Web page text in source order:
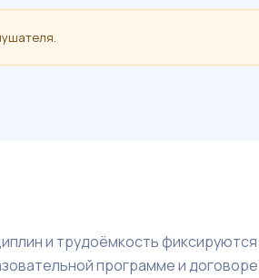
и трудоёмкость фиксируются
программе и договоре